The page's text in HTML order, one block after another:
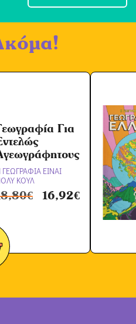
Για
ΓΕΩΓΡΑΦΙΑ ΕΙΝΑΙ
ΚΟΥΛ
€ 16,92€